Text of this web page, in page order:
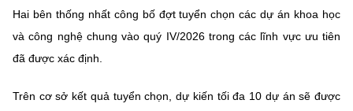
Hai bên thống nhất công bố đợt tuyển chọn các dự án khoa học
và công nghệ chung vào quý IV/2026 trong các lĩnh vực ưu tiên
đã được xác định.
Trên cơ sở kết quả tuyển chọn, dự kiến tối đa 10 dự án sẽ được